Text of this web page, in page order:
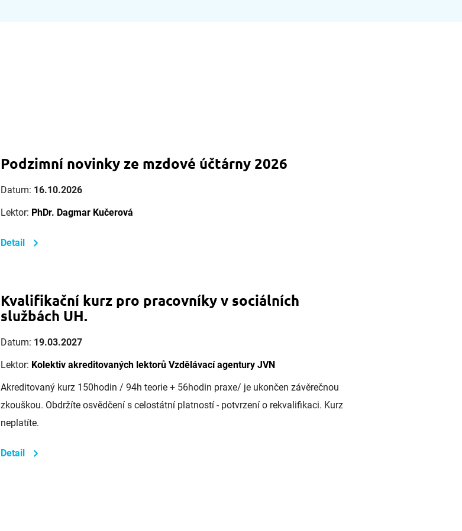
Podzimní novinky ze mzdové účtárny 2026
Datum: 16.10.2026
Lektor: PhDr. Dagmar Kučerová
Detail
Kvalifikační kurz pro pracovníky v sociálních
službách UH.
Datum: 19.03.2027
Lektor: Kolektiv akreditovaných lektorů Vzdělávací agentury JVN
Akreditovaný kurz 150hodin / 94h teorie + 56hodin praxe/ je ukončen závěrečnou
zkouškou. Obdržíte osvědčení s celostátní platností - potvrzení o rekvalifikaci. Kurz
neplatíte.
Detail